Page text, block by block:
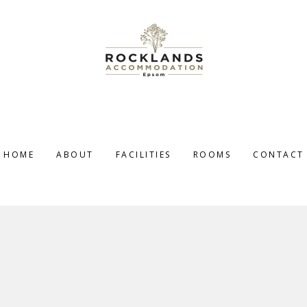
HOME ABOUT FACILITIES ROOMS CONTACT